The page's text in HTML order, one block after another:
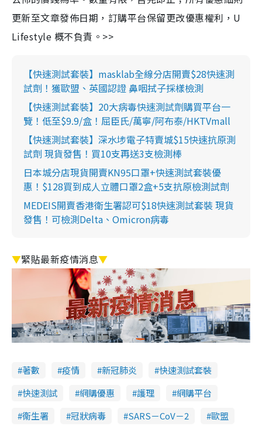
更新至文章發佈日期，訂購平台保留更改優惠權利，U
Lifestyle 概不負責。>>
【快速測試套裝】masklab全線分店開賣$28快速測
試劑！獲歐盟、英國認證 鼻咽拭子採樣檢測
【快速測試套裝】20大病毒快速測試劑購買平台一
覽！低至$9.9/盒！屈臣氏/萬寧/阿布泰/HKTVmall
【快速測試套裝】深水埗電子特賣城$15快速抗原測
試劑 現貨發售！買10支再送3支檢測棒
日本城分店現貨開賣KN95口罩+快速測試套裝優
惠！$128買到成人立體口罩2盒+5支抗原檢測試劑
MEDEIS開賣香港衛生署認可$18快速測試套裝 現貨
發售！可檢測Delta、Omicron病毒
▼緊貼最新疫情消息▼
著數 疫情 新冠肺炎
快速測試套裝
快速測試
網購優惠 護理
網購平台
衞生署
冠狀病毒 SARS－CoV－2 歐盟